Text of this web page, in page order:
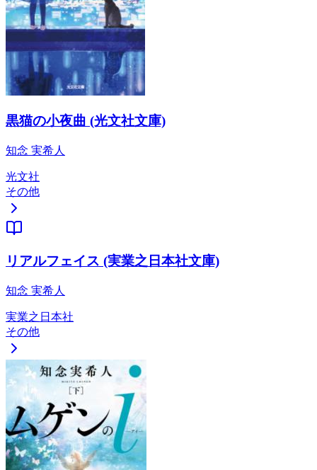
黒猫の小夜曲 (光文社文庫)
知念 実希人
光文社
その他
リアルフェイス (実業之日本社文庫)
知念 実希人
実業之日本社
その他